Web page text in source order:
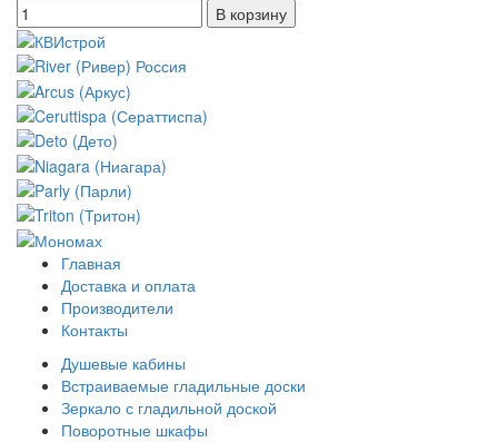
Главная
Доставка и оплата
Производители
Контакты
Душевые кабины
Встраиваемые гладильные доски
Зеркало с гладильной доской
Поворотные шкафы